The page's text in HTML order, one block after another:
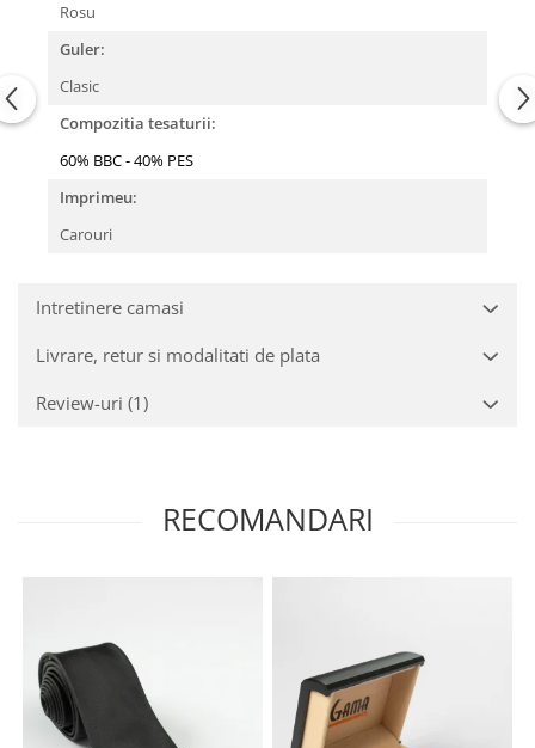
Rosu
Guler:
Clasic
Compozitia tesaturii:
60% BBC - 40% PES
Imprimeu:
Carouri
Intretinere camasi
Livrare, retur si modalitati de plata
Review-uri (1)
RECOMANDARI